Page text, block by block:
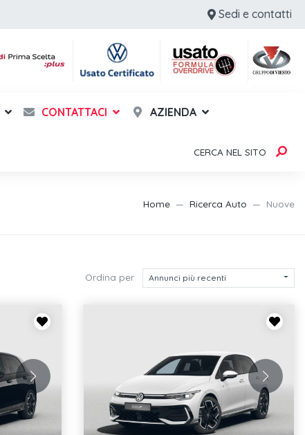
Sedi e contatti
CONTATTACI AZIENDA
CERCA NEL SITO
Home Ricerca Auto Nuove
Ordina per Annunci più recenti